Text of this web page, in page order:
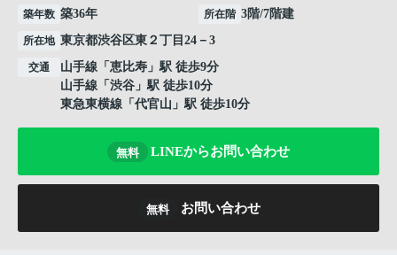
築年数 築36年 所在階 3階/7階建
所在地 東京都渋谷区東 ２丁目24－3
交通 山手線 「 恵比寿 」駅 徒歩9分
山手線 「 渋谷 」駅 徒歩10分
東急東横線 「 代官山 」駅 徒歩10分
無料 LINEからお問い合わせ
無料 お問い合わせ